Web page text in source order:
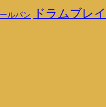
ルパン ドラムブレ